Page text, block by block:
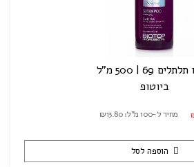
69 | 500 מ"ל
ביוטופ
מחיר ל-100 מ"ל: ₪13.80
הוספה לסל